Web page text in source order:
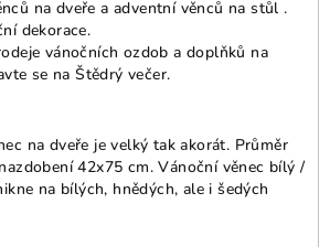
na dveře a adventní věnců na stůl .
dekorace.
vánočních ozdob a doplňků na
se na Štědrý večer.
na dveře je velký tak akorát. Průměr
42x75 cm. Vánoční věnec bílý /
na bílých, hnědých, ale i šedých